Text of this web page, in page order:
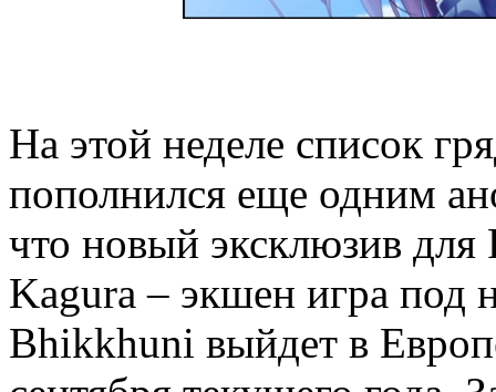
На этой неделе список
пополнился еще одним
что новый эксклюзив для
Kagura – экшен игра под
Bhikkhuni выйдет в